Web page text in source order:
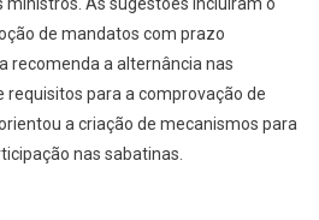
de mandatos com prazo
recomenda a alternância nas
requisitos para a comprovação de
a criação de mecanismos para
nas sabatinas.